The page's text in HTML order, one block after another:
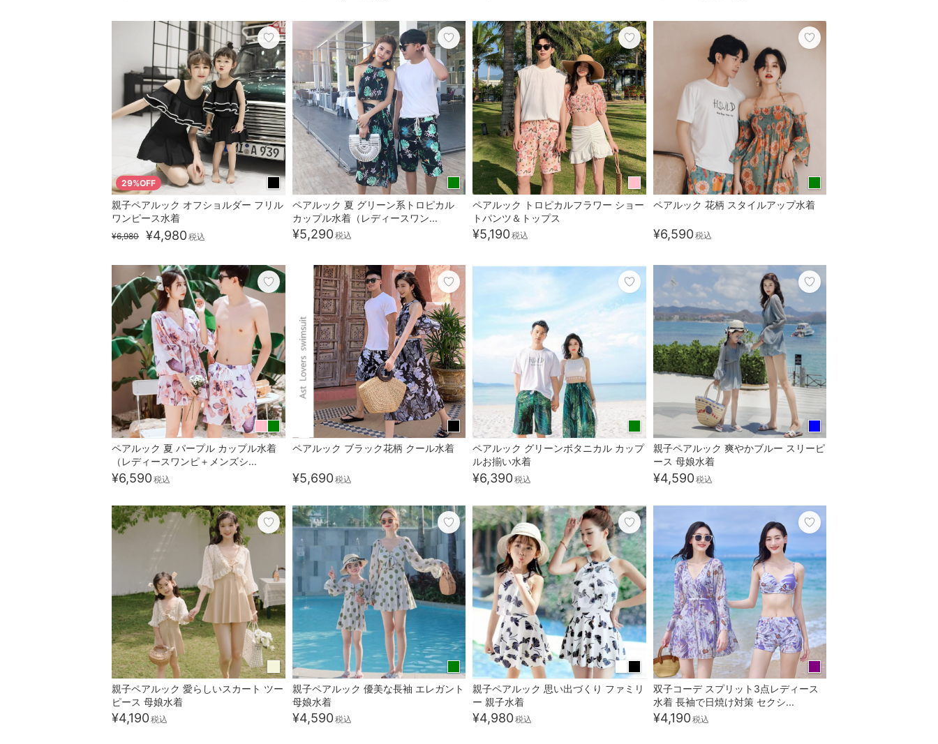
29%OFF
親子ペアルック オフショルダー フリル
ワンピース水着
¥6,980 ¥4,980税込
ペアルック 夏 グリーン系トロピカル
カップル水着（レディースワン...
¥5,290税込
ペアルック トロピカルフラワー ショー
トパンツ＆トップス
¥5,190税込
ペアルック 花柄 スタイルアップ水着
¥6,590税込
ペアルック 夏 パープル カップル水着
（レディースワンピ＋メンズシ...
¥6,590税込
ペアルック ブラック花柄 クール水着
¥5,690税込
ペアルック グリーンボタニカル カップ
ルお揃い水着
¥6,390税込
親子ペアルック 爽やかブルー スリーピ
ース 母娘水着
¥4,590税込
親子ペアルック 愛らしいスカート ツー
ピース 母娘水着
¥4,190税込
親子ペアルック 優美な長袖 エレガント
母娘水着
¥4,590税込
親子ペアルック 思い出づくり ファミリ
ー 親子水着
¥4,980税込
双子コーデ スプリット3点レディース
水着 長袖で日焼け対策 セクシ...
¥4,190税込